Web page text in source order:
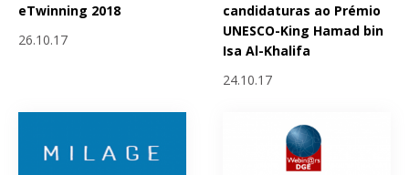
eTwinning 2018
26.10.17
candidaturas ao Prémio
UNESCO-King Hamad bin
Isa Al-Khalifa
24.10.17